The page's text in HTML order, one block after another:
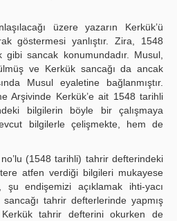
üzere yazarın Kerkük’ü
göstermesi yanlıştır. Zira, 1548
sancak konumundadır. Musul,
ve Kerkük sancağı da ancak
Musul eyaletine bağlanmıştır.
Arşivinde Kerkük’e ait 1548 tarihli
bilgilerin böyle bir çalışmaya
bilgilerle çelişmekte, hem de
(1548 tarihli) tahrir defterindeki
atfen verdiği bilgileri mukayese
şu endişemizi açıklamak ihti-yacı
tahrir defterlerinde yapmış
Kerkük tahrir defterini okurken de